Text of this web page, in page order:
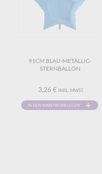
91CM BLAU-METALLIC-
STERNBALLON
3,26 € INKL. MWST.
IN DEN WARENKORB LEGEN